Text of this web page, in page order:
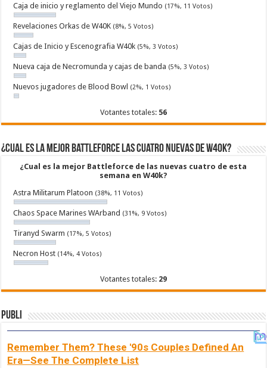
Caja de inicio y reglamento del Viejo Mundo (17%, 11 Votos)
Revelaciones Orkas de W40K (8%, 5 Votos)
Cajas de Inicio y Escenografia W40k (5%, 3 Votos)
Nueva caja de Necromunda y cajas de banda (5%, 3 Votos)
Nuevos jugadores de Blood Bowl (2%, 1 Votos)
Votantes totales: 56
¿Cual es la mejor Battleforce las cuatro nuevas de W40k?
¿Cual es la mejor Battleforce de las nuevas cuatro de esta
semana en W40k?
Astra Militarum Platoon (38%, 11 Votos)
Chaos Space Marines WArband (31%, 9 Votos)
Tiranyd Swarm (17%, 5 Votos)
Necron Host (14%, 4 Votos)
Votantes totales: 29
Publi
Remember Them? These '90s Couples Defined An
Era—See The Complete List